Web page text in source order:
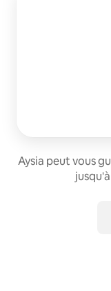
Aysia peut vous